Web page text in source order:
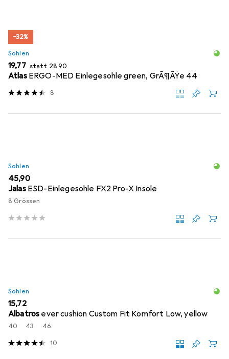
−32%
Sohlen
EUR
19,77 statt EUR
28,90
Atlas ERGO-MED Einlegesohle green, GrÃ¶ÃŸe 44
8
Sohlen
EUR
45,90
Jalas ESD-Einlegesohle FX2 Pro-X Insole
8 Grössen
Sohlen
EUR
15,72
Albatros ever cushion Custom Fit Komfort Low, yellow
40 43 46
10